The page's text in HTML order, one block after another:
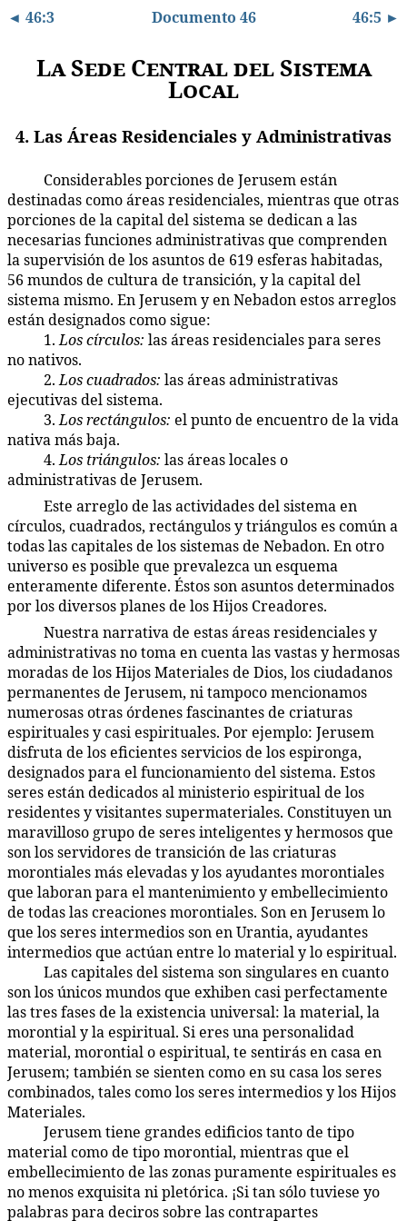
◄ 46:3 Documento 46 46:5 ►
La Sede Central del Sistema
Local
4. Las Áreas Residenciales y Administrativas
Considerables porciones de Jerusem están
destinadas como áreas residenciales, mientras que otras
porciones de la capital del sistema se dedican a las
necesarias funciones administrativas que comprenden
la supervisión de los asuntos de 619 esferas habitadas,
56 mundos de cultura de transición, y la capital del
sistema mismo. En Jerusem y en Nebadon estos arreglos
están designados como sigue:
1.Los círculos: las áreas residenciales para seres
no nativos.
2.Los cuadrados: las áreas administrativas
ejecutivas del sistema.
3.Los rectángulos: el punto de encuentro de la vida
nativa más baja.
4.Los triángulos: las áreas locales o
administrativas de Jerusem.
Este arreglo de las actividades del sistema en
círculos, cuadrados, rectángulos y triángulos es común a
todas las capitales de los sistemas de Nebadon. En otro
universo es posible que prevalezca un esquema
enteramente diferente. Éstos son asuntos determinados
por los diversos planes de los Hijos Creadores.
Nuestra narrativa de estas áreas residenciales y
administrativas no toma en cuenta las vastas y hermosas
moradas de los Hijos Materiales de Dios, los ciudadanos
permanentes de Jerusem, ni tampoco mencionamos
numerosas otras órdenes fascinantes de criaturas
espirituales y casi espirituales. Por ejemplo: Jerusem
disfruta de los eficientes servicios de los espironga,
designados para el funcionamiento del sistema. Estos
seres están dedicados al ministerio espiritual de los
residentes y visitantes supermateriales. Constituyen un
maravilloso grupo de seres inteligentes y hermosos que
son los servidores de transición de las criaturas
morontiales más elevadas y los ayudantes morontiales
que laboran para el mantenimiento y embellecimiento
de todas las creaciones morontiales. Son en Jerusem lo
que los seres intermedios son en Urantia, ayudantes
intermedios que actúan entre lo material y lo espiritual.
Las capitales del sistema son singulares en cuanto
son los únicos mundos que exhiben casi perfectamente
las tres fases de la existencia universal: la material, la
morontial y la espiritual. Si eres una personalidad
material, morontial o espiritual, te sentirás en casa en
Jerusem; también se sienten como en su casa los seres
combinados, tales como los seres intermedios y los Hijos
Materiales.
Jerusem tiene grandes edificios tanto de tipo
material como de tipo morontial, mientras que el
embellecimiento de las zonas puramente espirituales es
no menos exquisita ni pletórica. ¡Si tan sólo tuviese yo
palabras para deciros sobre las contrapartes